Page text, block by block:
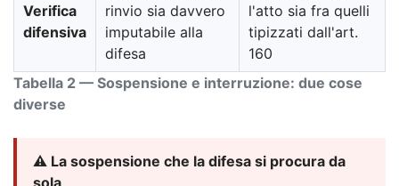
Tabella 2 — Sospensione e interruzione: due cose
diverse
Verifica
difensiva
rinvio sia davvero
imputabile alla
difesa
l'atto sia fra quelli
tipizzati dall'art.
160
⚠️ La sospensione che la difesa si procura da
sola